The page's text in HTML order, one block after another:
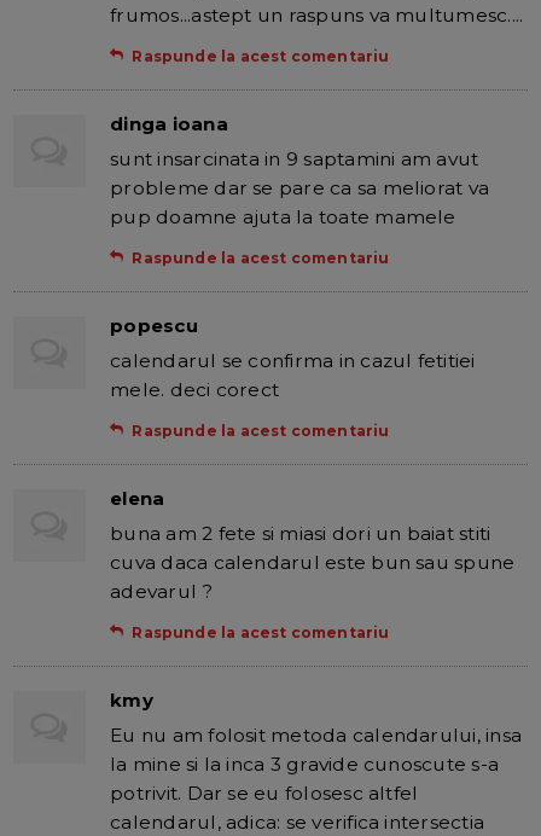
frumos...astept un raspuns va multumesc....
Raspunde la acest comentariu
dinga ioana
sunt insarcinata in 9 saptamini am avut
probleme dar se pare ca sa meliorat va
pup doamne ajuta la toate mamele
Raspunde la acest comentariu
popescu
calendarul se confirma in cazul fetitiei
mele. deci corect
Raspunde la acest comentariu
elena
buna am 2 fete si miasi dori un baiat stiti
cuva daca calendarul este bun sau spune
adevarul ?
Raspunde la acest comentariu
kmy
Eu nu am folosit metoda calendarului, insa
la mine si la inca 3 gravide cunoscute s-a
potrivit. Dar se eu folosesc altfel
calendarul, adica: se verifica intersectia